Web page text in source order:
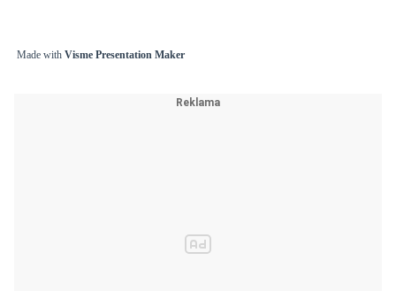
Made with Visme Presentation Maker